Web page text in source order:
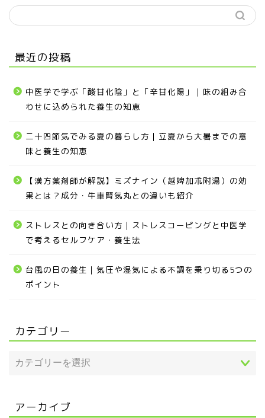
最近の投稿
中医学で学ぶ「酸甘化陰」と「辛甘化陽」｜味の組み合
わせに込められた養生の知恵
二十四節気でみる夏の暮らし方｜立夏から大暑までの意
味と養生の知恵
【漢方薬剤師が解説】ミズナイン（越婢加朮附湯）の効
果とは？成分・牛車腎気丸との違いも紹介
ストレスとの向き合い方｜ストレスコーピングと中医学
で考えるセルフケア・養生法
台風の日の養生｜気圧や湿気による不調を乗り切る5つの
ポイント
カテゴリー
アーカイブ